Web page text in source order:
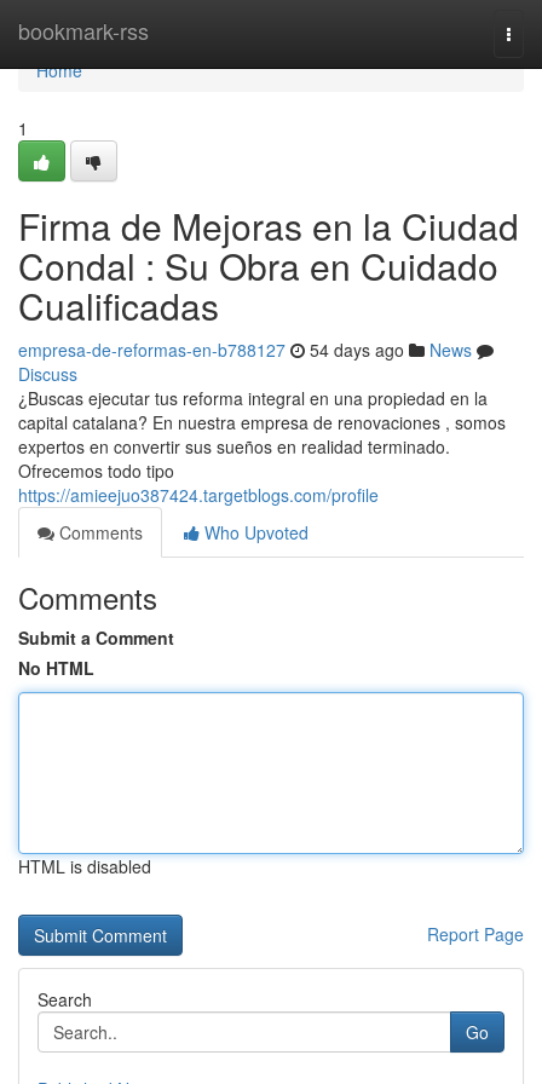
bookmark-rss
Home
Home
1
Firma de Mejoras en la Ciudad
Condal : Su Obra en Cuidado
Cualificadas
empresa-de-reformas-en-b788127 54 days ago
News
Discuss
¿Buscas ejecutar tus reforma integral en una propiedad en la
capital catalana? En nuestra empresa de renovaciones , somos
expertos en convertir sus sueños en realidad terminado.
Ofrecemos todo tipo
https://amieejuo387424.targetblogs.com/profile
Comments
Who Upvoted
Comments
Submit a Comment
No HTML
HTML is disabled
Report Page
Search
Go